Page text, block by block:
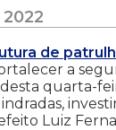
de
a
quarta-
Luiz